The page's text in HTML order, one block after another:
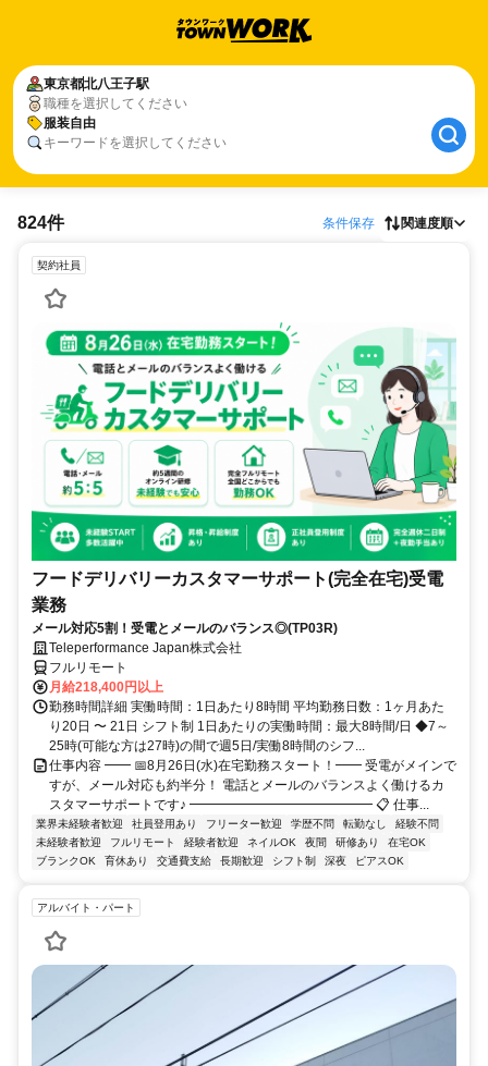
東京都北八王子駅
職種を選択してください
服装自由
キーワードを選択してください
824件 条件保存 関連度順
契約社員
フードデリバリーカスタマーサポート(完全在宅)受電
業務
メール対応5割！受電とメールのバランス◎(TP03R)
Teleperformance Japan株式会社
フルリモート
月給218,400円以上
勤務時間詳細 実働時間：1日あたり8時間 平均勤務日数：1ヶ月あた
り20日 〜 21日 シフト制 1日あたりの実働時間：最大8時間/日 ◆7～
25時(可能な方は27時)の間で週5日/実働8時間のシフ...
仕事内容 ━━ 📅8月26日(水)在宅勤務スタート！━━ 受電がメインで
すが、メール対応も約半分！ 電話とメールのバランスよく働けるカ
スタマーサポートです♪ ━━━━━━━━━━━━━━ 📋 仕事...
業界未経験者歓迎 社員登用あり フリーター歓迎 学歴不問 転勤なし
経験不問
未経験者歓迎
フルリモート 経験者歓迎 ネイルOK 夜間 研修あり
在宅OK
ブランクOK
育休あり 交通費支給 長期歓迎 シフト制 深夜 ピアスOK
アルバイト・パート